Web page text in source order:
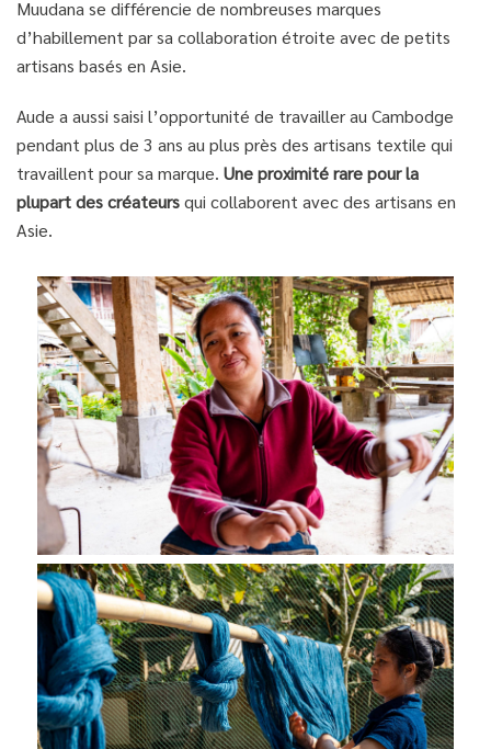
Muudana se différencie de nombreuses marques
d’habillement par sa collaboration étroite avec de petits
artisans basés en Asie.
Aude a aussi saisi l’opportunité de travailler au Cambodge
pendant plus de 3 ans au plus près des artisans textile qui
travaillent pour sa marque. Une proximité rare pour la
plupart des créateursqui collaborent avec des artisans en
Asie.